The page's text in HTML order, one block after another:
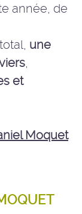
année, de
une
,
et
Moquet